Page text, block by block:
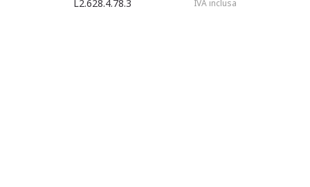
L2.628.4.78.3 IVA inclusa